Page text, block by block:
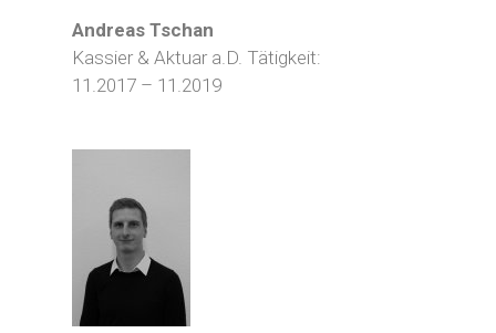
Andreas Tschan
Kassier & Aktuar a.D. Tätigkeit:
11.2017 – 11.2019